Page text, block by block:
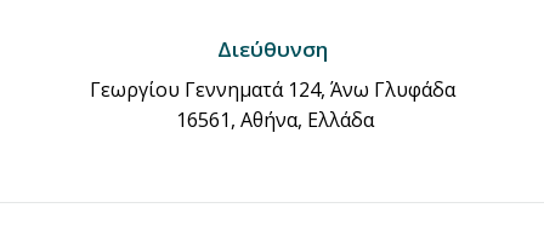
Διεύθυνση
Γεωργίου Γεννηματά 124, Άνω Γλυφάδα
16561, Αθήνα, Ελλάδα